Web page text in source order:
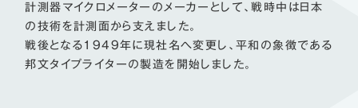
計測器マイクロメーターのメーカーとして、戦時中は日本
の技術を計測面から支えました。
戦後となる1949年に現社名へ変更し、平和の象徴である
邦文タイプライターの製造を開始しました。